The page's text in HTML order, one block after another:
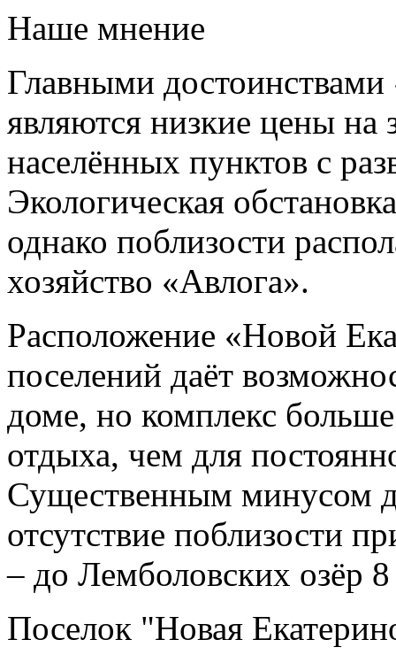
Наше мнение
Главными
являются низкие цены
населённых пунктов с
Экологическая
однако поблизости
хозяйство «Авлога».
Расположение «Новой
поселений даёт
доме, но комплекс
отдыха, чем для
Существенным минусом
отсутствие поблизости
– до Лемболовских озёр
Поселок "Новая